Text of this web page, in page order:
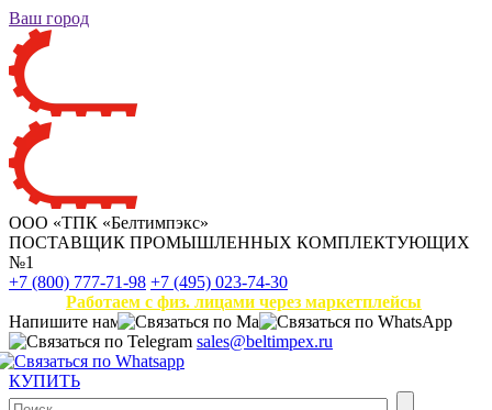
Ваш город
ООО «ТПК «Белтимпэкс»
ПОСТАВЩИК ПРОМЫШЛЕННЫХ КОМПЛЕКТУЮЩИХ
№1
+7 (800) 777-71-98 +7 (495) 023-74-30
Работаем с физ. лицами через маркетплейсы
Напишите нам
sales@beltimpex.ru
КУПИТЬ